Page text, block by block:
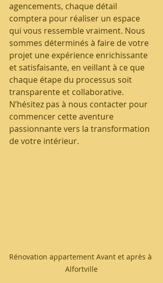
agencements, chaque détail
comptera pour réaliser un espace
qui vous ressemble vraiment. Nous
sommes déterminés à faire de votre
projet une expérience enrichissante
et satisfaisante, en veillant à ce que
chaque étape du processus soit
transparente et collaborative.
N’hésitez pas à nous contacter pour
commencer cette aventure
passionnante vers la transformation
de votre intérieur.
Rénovation appartement Avant et après à
Alfortville